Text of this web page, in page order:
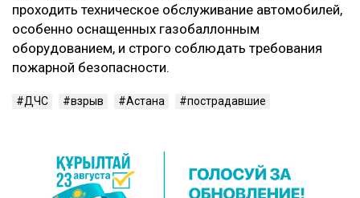
проходить техническое обслуживание автомобилей,
особенно оснащенных газобаллонным
оборудованием, и строго соблюдать требования
пожарной безопасности.
ДЧС взрыв Астана пострадавшие